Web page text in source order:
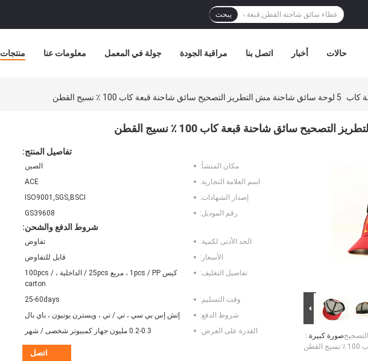
يبحث
منتجات معلومات عنا جولة في المعمل مراقبة الجودة اتصل بنا أخبار حالات
5 لوحة سائق شاحنة مش التطريز التصحيح سائق شاحنة قبعة كاب 100 ٪ نسيج القطن
صورة كبيرة :
تفاصيل المنتج:
مكان المنشأ:
الصين
اسم العلامة التجارية:
ACE
إصدار الشهادات:
ISO9001,SGS,BSCI
رقم الموديل:
GS39608
شروط الدفع والشحن:
الحد الأدنى لكمية:
تفاوض
الأسعار:
قابل للتفاوض
تفاصيل التغليف:
كيس 1pcs / PP ، مربع 25pcs / الداخلية ، 100pcs /
carton
وقت التسليم:
25-60days
شروط الدفع:
إتش إس بي سي ، تي / تي ، ويسترن يونيون ، باي بال
القدرة على العرض:
0.2-0.3 مليون جهاز كمبيوتر شخصى / شهر
اتصل